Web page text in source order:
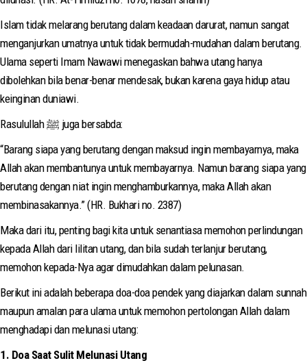
Islam tidak melarang berutang dalam keadaan darurat, namun sangat
menganjurkan umatnya untuk tidak bermudah-mudahan dalam berutang.
Ulama seperti Imam Nawawi menegaskan bahwa utang hanya
dibolehkan bila benar-benar mendesak, bukan karena gaya hidup atau
keinginan duniawi.
Rasulullah ﷺ juga bersabda:
“Barang siapa yang berutang dengan maksud ingin membayarnya, maka
Allah akan membantunya untuk membayarnya. Namun barang siapa yang
berutang dengan niat ingin menghamburkannya, maka Allah akan
membinasakannya.” (HR. Bukhari no. 2387)
Maka dari itu, penting bagi kita untuk senantiasa memohon perlindungan
kepada Allah dari lilitan utang, dan bila sudah terlanjur berutang,
memohon kepada-Nya agar dimudahkan dalam pelunasan.
Berikut ini adalah beberapa doa-doa pendek yang diajarkan dalam sunnah
maupun amalan para ulama untuk memohon pertolongan Allah dalam
menghadapi dan melunasi utang:
1. Doa Saat Sulit Melunasi Utang